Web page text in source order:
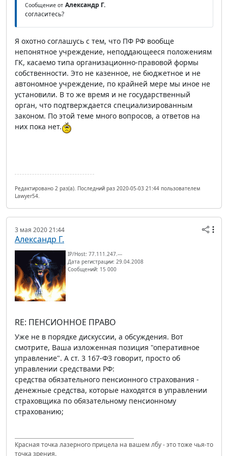
Сообщение от Александр Г.
согласитесь?
Я охотно соглашусь с тем, что ПФ РФ вообще
непонятное учреждение, неподдающееся положениям
ГК, касаемо типа организационно-правовой формы
собственности. Это не казенное, не бюджетное и не
автономное учреждение, по крайней мере мы иное не
установили. В то же время и не государственный
орган, что подтверждается специализированным
законом. По этой теме много вопросов, а ответов на
них пока нет.
Редактировано 2 раз(а). Последний раз 2020-05-03 21:44 пользователем
Lawyer54.
3 мая 2020 21:44
Александр Г.
IP/Host: 77.111.247.---
Дата регистрации: 29.04.2008
Сообщений: 15 000
RE: ПЕНСИОННОЕ ПРАВО
Уже не в порядке дискуссии, а обсуждения. Вот
смотрите, Ваша изложенная позиция "оперативное
управление". А ст. 3 167-ФЗ говорит, просто об
управлении средствами РФ:
средства обязательного пенсионного страхования -
денежные средства, которые находятся в управлении
страховщика по обязательному пенсионному
страхованию;
Красная точка лазерного прицела на вашем лбу - это тоже чья-то
точка зрения.